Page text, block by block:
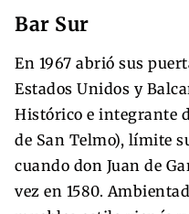
Bar Sur
En 1967 abrió sus
Estados Unidos y
Histórico e integrante
de San Telmo), límite
cuando don Juan de
vez en 1580.